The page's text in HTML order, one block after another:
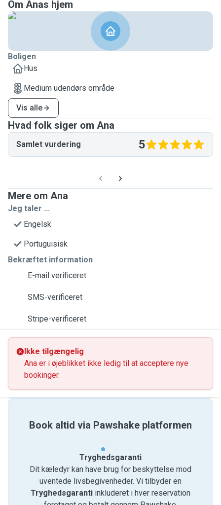
Om Anas hjem
Boligen
Hus
Medium udendørs område
Vis alle
Hvad folk siger om Ana
Samlet vurdering 5
Mere om Ana
Jeg taler ...
Engelsk
Portuguisisk
Bekræftet information
E-mail verificeret
SMS-verificeret
Stripe-verificeret
Ikke tilgængelig
Ana er i øjeblikket ikke ledig til at acceptere nye
bookinger.
Book altid via Pawshake platformen
Tryghedsgaranti
Dit kæledyr kan have brug for beskyttelse mod
uventede livsbegivenheder. Vi tilbyder en
Tryghedsgaranti inkluderet i hver reservation